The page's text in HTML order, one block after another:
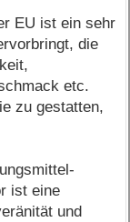
EU ist ein sehr
die
etc.
zu gestatten,
ist eine
und